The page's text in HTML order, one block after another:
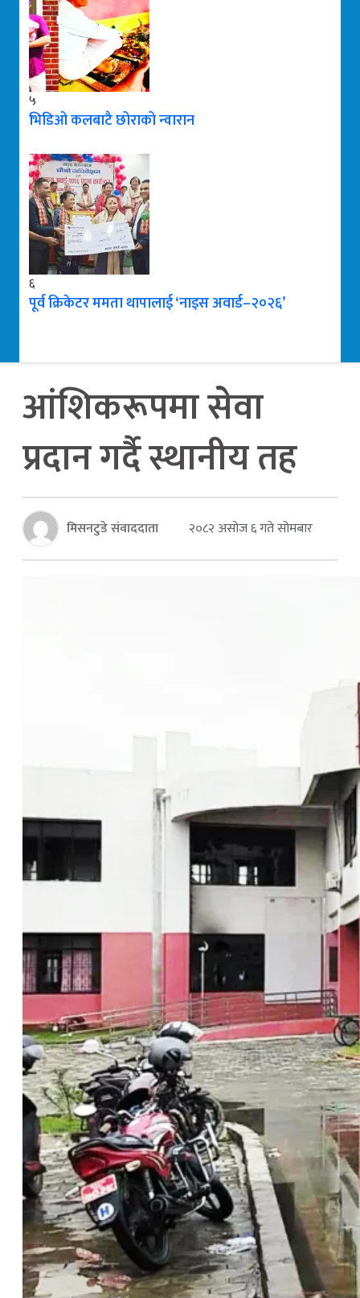
५
भिडिओ कलबाटै छोराको न्वारान
६
पूर्व क्रिकेटर ममता थापालाई ‘नाइस अवार्ड–२०२६’
आंशिकरूपमा सेवा
प्रदान गर्दै स्थानीय तह
मिसनटुडे संवाददाता २०८२ असोज ६ गते सोमबार